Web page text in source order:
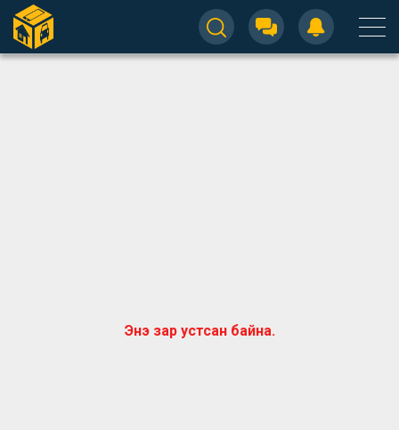
Энэ зар устсан байна.